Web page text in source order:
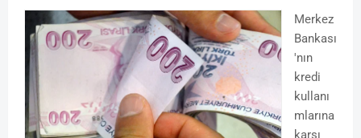
Merkez
Bankası
'nın
kredi
kullanı
mlarına
karşı